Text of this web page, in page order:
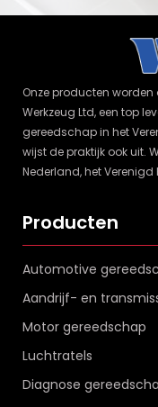
Onze producten
Werkzeug Ltd, een top
gereedschap in het
wijst de praktijk ook uit.
Nederland, het Verenigd
Producten
Automotive
Aandrijf- en
Motor gereedschap
Luchtratels
Diagnose